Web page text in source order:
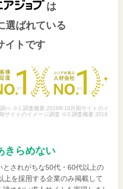
は
選ばれている
イトです
べ ※1 調査概要:2019年10月期サイトのイ
サイトのイメージ調査 ※3 調査概要:2019
きらめない
されがちな50代・60代以上の
上を採用する企業のみ掲載して